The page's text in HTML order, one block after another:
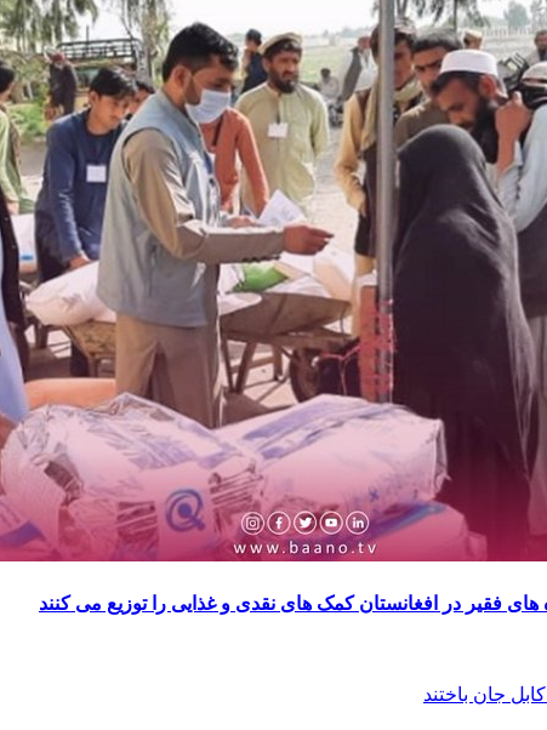
فقیر در افغانستان کمک های نقدی و غذایی را توزیع می کنند